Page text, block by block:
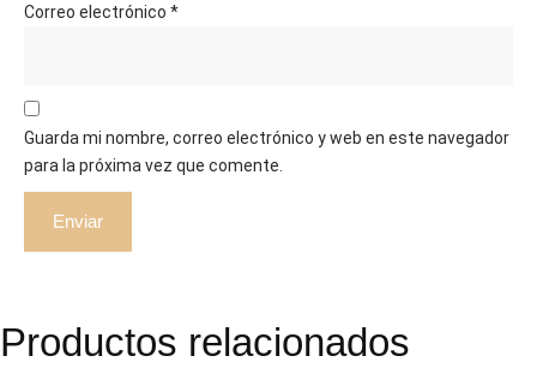
Correo electrónico *
Guarda mi nombre, correo electrónico y web en este navegador
para la próxima vez que comente.
Productos relacionados